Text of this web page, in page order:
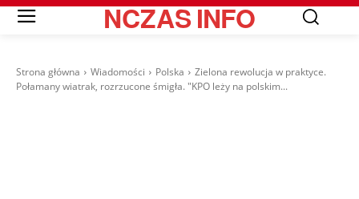
NCZASINFO
Strona główna Wiadomości Polska
Zielona rewolucja w praktyce.
Połamany wiatrak, rozrzucone śmigła. "KPO leży na polskim...